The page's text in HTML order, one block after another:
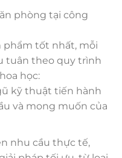
phòng tại công
phẩm tốt nhất, mỗi
tuân theo quy trình
học:
kỹ thuật tiến hành
và mong muốn của
nhu cầu thực tế,